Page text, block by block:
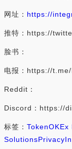
网址： https://
推特：https://
脸书：
电报：https://
Reddit：
Discord：https://
标签： TokenOKEx
SolutionsPrivacy